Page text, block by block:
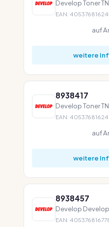
Develop Toner
EAN:
auf
weitere
8938417
Develop Toner
EAN:
auf
weitere
8938457
Develop
EAN: